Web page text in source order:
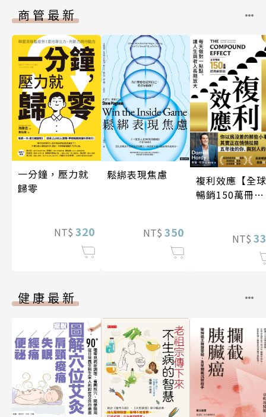
商管最新
一分鐘，壓力就
歸零
NT$ 320
鬆綁表現焦慮
NT$ 350
複利效應【全球
暢銷150萬冊・
NT$
健康最新